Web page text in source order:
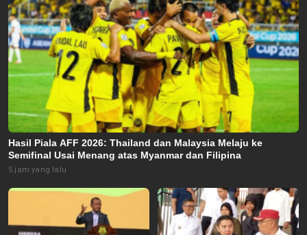
Hasil Piala AFF 2026: Thailand dan Malaysia Melaju ke
Semifinal Usai Menang atas Myanmar dan Filipina
5 jam yang lalu